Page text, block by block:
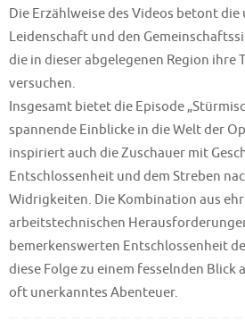
Die Erzählweise des Videos betont
Leidenschaft und den
die in dieser abgelegenen Region ihre
versuchen.
Insgesamt bietet die Episode
spannende Einblicke in die Welt der
inspiriert auch die Zuschauer mit
Entschlossenheit und dem Streben
Widrigkeiten. Die Kombination aus
arbeitstechnischen
bemerkenswerten Entschlossenheit
diese Folge zu einem fesselnden Blick
oft unerkanntes Abenteuer.